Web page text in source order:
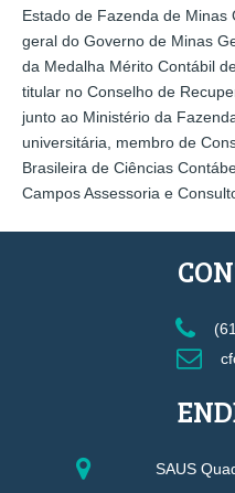
Estado de Fazenda de Minas
geral do Governo de Minas
da Medalha Mérito Contábil
titular no Conselho de
junto ao Ministério da
universitária, membro de
Brasileira de Ciências
Campos Assessoria e
SAUS